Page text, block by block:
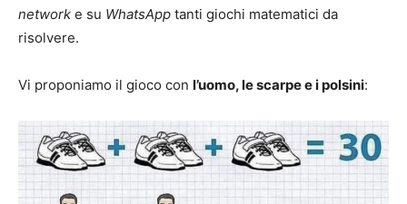
network e su WhatsApp tanti giochi matematici da
risolvere.
Vi proponiamo il gioco con l’uomo, le scarpe e i polsini: